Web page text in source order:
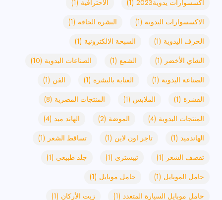
اكسسوارات يدوية2023
(1) الاحترافية (1)
الاكسسوارات اليدوية (1) البشرة الجافة (1)
الحرف اليدوية (1) السبحة الالكترونية (1)
الشاي الأخضر (1) الشمع (1) الصناعات اليدوية (10)
الصناعة اليدوية (1) العناية بالبشرة (1) الفن (1)
القشرة (1) الملابس (1) المنتجات المصرية (8)
المنتجات اليدوية (4) الموضة (2) الهاند ميد (4)
الهاندميد (1) تاجر اون لاين (1) تساقط الشعر (1)
تقصف الشعر (1) تيبسترى (1) جلد طبيعي (1)
حامل الموبايل (1) حامل موبايل (1)
حامل موبايل السيارة المتعدد (1) زيت الأركان (1)